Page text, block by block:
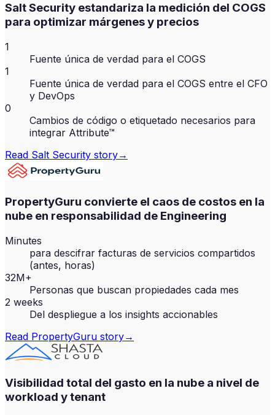
Salt Security estandariza la medición del COGS
para optimizar márgenes y precios
1
Fuente única de verdad para el COGS
1
Fuente única de verdad para el COGS entre el CFO
y DevOps
0
Cambios de código o etiquetado necesarios para
integrar Attribute™
Read Salt Security story→
PropertyGuru convierte el caos de costos en la
nube en responsabilidad de Engineering
Minutes
para descifrar facturas de servicios compartidos
(antes, horas)
32M+
Personas que buscan propiedades cada mes
2 weeks
Del despliegue a los insights accionables
Read PropertyGuru story→
Visibilidad total del gasto en la nube a nivel de
workload y tenant